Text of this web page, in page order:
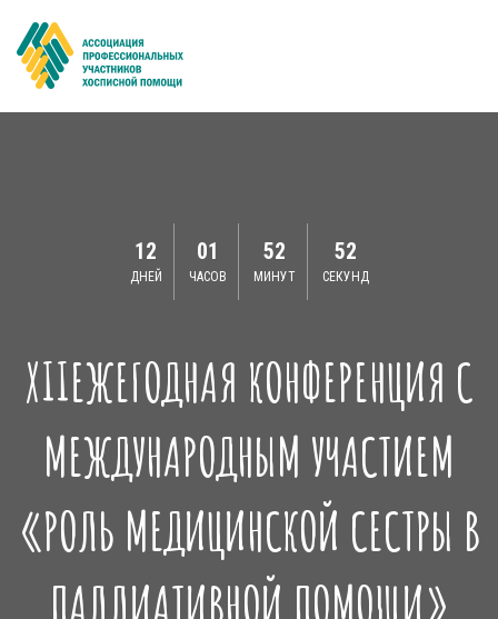
12
ДНЕЙ
01
ЧАСОВ
52
МИНУТ
52
СЕКУНД
XIIЕЖЕГОДНАЯ КОНФЕРЕНЦИЯ С
МЕЖДУНАРОДНЫМ УЧАСТИЕМ
«РОЛЬ МЕДИЦИНСКОЙ СЕСТРЫ В
ПАЛЛИАТИВНОЙ ПОМОЩИ»